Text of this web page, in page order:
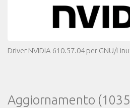
Driver NVIDIA 610.57.04 per GNU/
Aggiornamento